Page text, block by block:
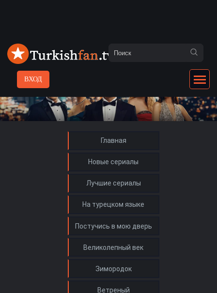
ВХОД
Главная
Новые сериалы
Лучшие сериалы
На турецком языке